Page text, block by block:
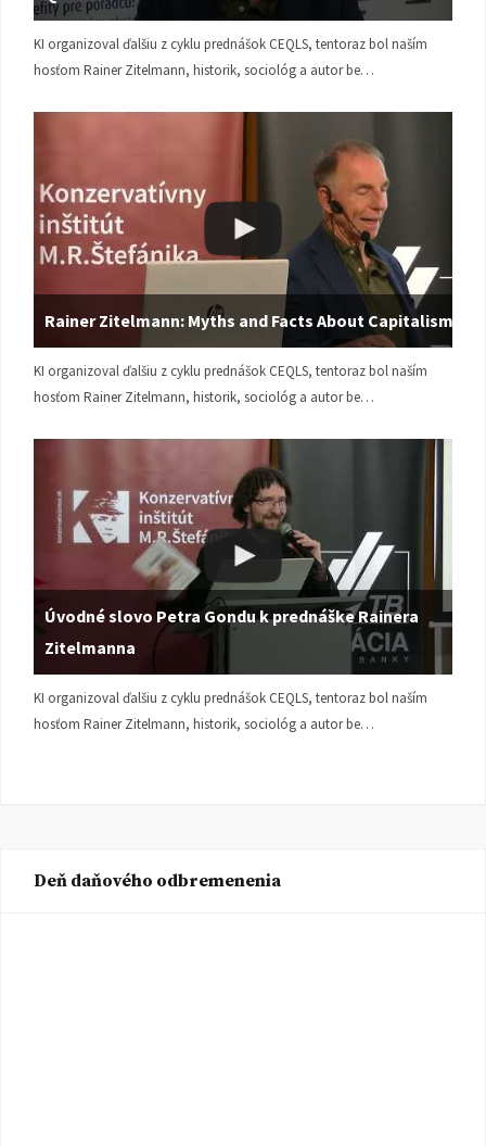
KI organizoval ďalšiu z cyklu prednášok CEQLS, tentoraz bol naším
hosťom Rainer Zitelmann, historik, sociológ a autor be…
Rainer Zitelmann: Myths and Facts About Capitalism
KI organizoval ďalšiu z cyklu prednášok CEQLS, tentoraz bol naším
hosťom Rainer Zitelmann, historik, sociológ a autor be…
Úvodné slovo Petra Gondu k prednáške Rainera
Zitelmanna
KI organizoval ďalšiu z cyklu prednášok CEQLS, tentoraz bol naším
hosťom Rainer Zitelmann, historik, sociológ a autor be…
Deň daňového odbremenenia